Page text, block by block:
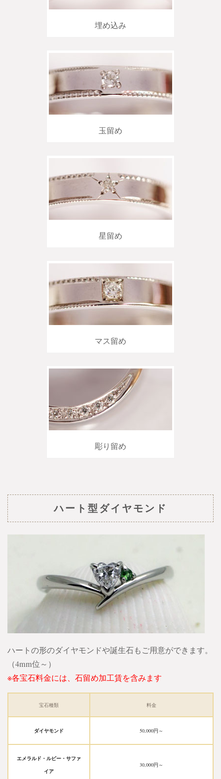
埋め込み
玉留め
星留め
マス留め
彫り留め
ハート型ダイヤモンド
ハートの形のダイヤモンドや誕生石もご用意ができます。
（4mm位～）
※各宝石料金には、石留め加工賃を含みます
宝石種類 料金
ダイヤモンド 50,000円～
エメラルド・ルビー・サファ
イア
30,000円～